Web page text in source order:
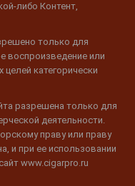
либо Контент,
только для
воспроизведение или
категорически
разрешена только для
деятельности.
праву или праву
и при ее использовании
www.cigarpro.ru